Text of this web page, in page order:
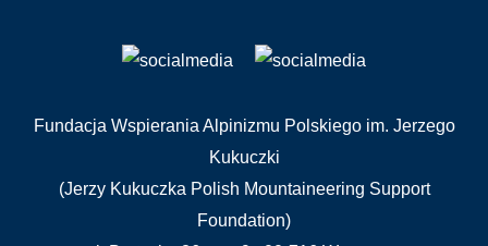
Fundacja Wspierania Alpinizmu Polskiego im. Jerzego
Kukuczki
(Jerzy Kukuczka Polish Mountaineering Support
Foundation)